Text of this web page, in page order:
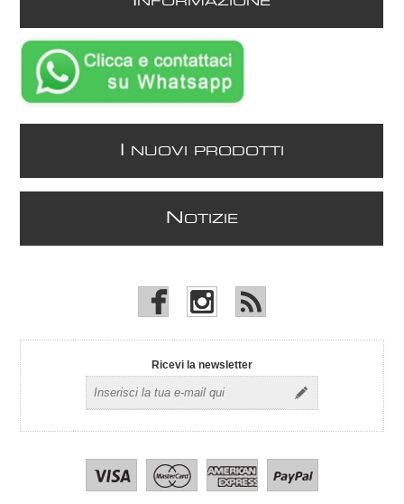
NUOVI PRODOTTI
N OTIZIE
Ricevi la newsletter